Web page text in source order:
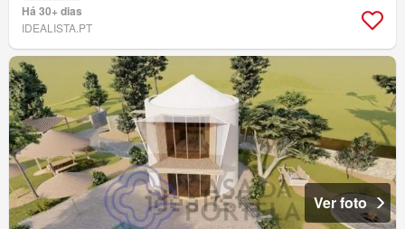
Há 30+ dias
IDEALISTA.PT
Ver foto